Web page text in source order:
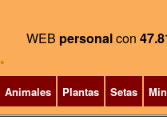
WEB personalcon
Animales Plantas Setas